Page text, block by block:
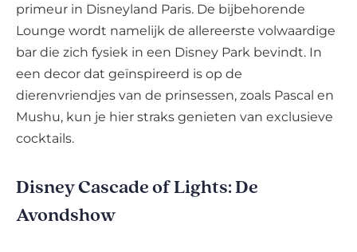
primeur in Disneyland Paris. De bijbehorende
Lounge wordt namelijk de allereerste volwaardige
bar die zich fysiek in een Disney Park bevindt. In
een decor dat geïnspireerd is op de
dierenvriendjes van de prinsessen, zoals Pascal en
Mushu, kun je hier straks genieten van exclusieve
cocktails.
Disney Cascade of Lights: De
Avondshow